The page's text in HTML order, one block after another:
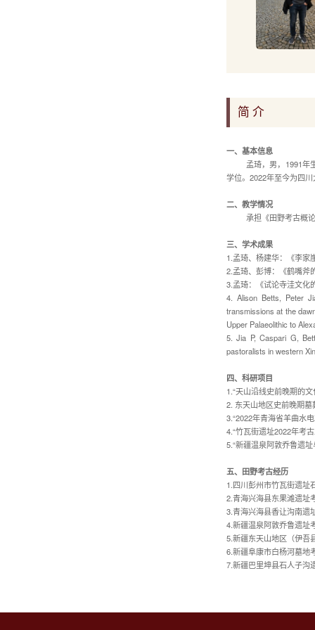
简 介
一、基本信息
孟琦，男， 1991年
学位。 2022年至今为四
二、教学情况
承担《田野考古概
三、学术成果
1.孟琦、杨建华：《李家
2.孟琦、彭博：《鹤嘴斧
3.孟琦：《试论寺洼文化
4. Alison Betts, Peter
transmissions at the
Upper Palaeolithic to
5. Jia P, Caspari G,
pastoralists in western
四、科研项目
1.“天山沿线史前晚期的
2. 东天山地区史前晚期
3.“2022年青海省羊曲水
4.“竹瓦街遗址2022年考
5.“新疆温泉阿敦乔鲁遗
五、田野考古经历
1.四川彭州市竹瓦街遗址
2.青海兴海县东果滩遗址
3.青海兴海县香让沟南遗
4.新疆温泉阿敦乔鲁遗址
5.新疆东天山地区（伊吾
6.新疆阜康市白杨河墓地
7.新疆巴里坤县石人子沟